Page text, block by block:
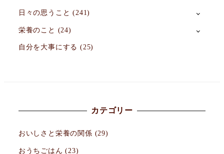
日々の思うこと (241)
栄養のこと (24)
自分を大事にする (25)
カテゴリー
おいしさと栄養の関係 (29)
おうちごはん (23)